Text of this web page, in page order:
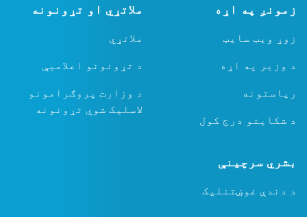
زمونږ په اړه
زوړ ویب سایټ
د وزیر په اړه
ریاستونه
د شکایتو درج کول
ملاتړي او تړونونه
ملاتړي
د تړونونو اعلامیې
د وزارت پروګرامونو
لاسلیک شوي تړونونه
بشري سرچینې
د دندې غوښتنلیک